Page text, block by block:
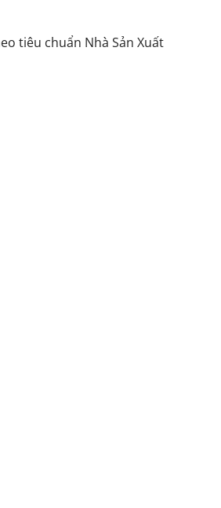
tiêu chuẩn Nhà Sản Xuất